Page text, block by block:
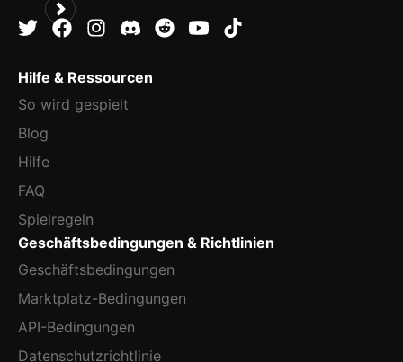
Hilfe & Ressourcen
So wird gespielt
Blog
Hilfe
FAQ
Spielregeln
Geschäftsbedingungen & Richtlinien
Geschäftsbedingungen
Marktplatz-Bedingungen
API-Bedingungen
Datenschutzrichtlinie